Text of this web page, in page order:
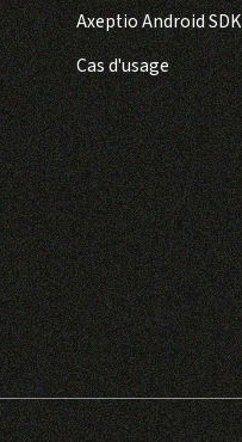
Axeptio Android SDK
Cas d'usage